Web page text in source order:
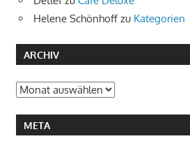
Helene Schönhoff zu Kategorien
ARCHIV
Archiv
META